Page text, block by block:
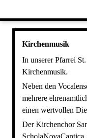
Kirchenmusik
In unserer Pfarrei
Kirchenmusik.
Neben den
mehrere
einen wertvollen
Der Kirchenchor